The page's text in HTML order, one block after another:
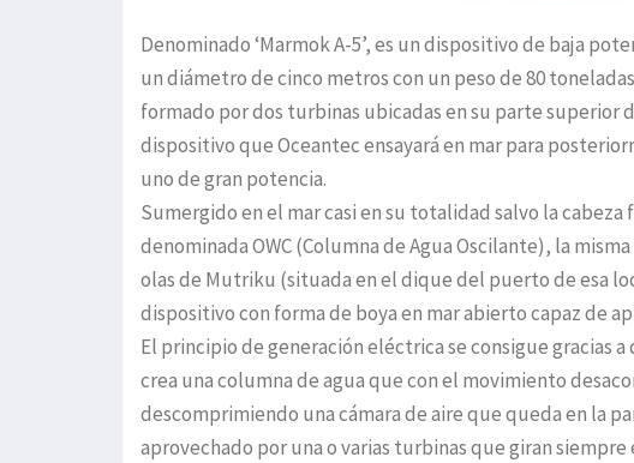
Denominado ‘Marmok A-5’, es un dispositivo de baja
un diámetro de cinco metros con un peso de 80
formado por dos turbinas ubicadas en su parte superior
dispositivo que Oceantec ensayará en mar para
uno de gran potencia.
Sumergido en el mar casi en su totalidad salvo la
denominada OWC (Columna de Agua Oscilante), la
olas de Mutriku (situada en el dique del puerto de esa
dispositivo con forma de boya en mar abierto capaz de
El principio de generación eléctrica se consigue gracias
crea una columna de agua que con el movimiento
descomprimiendo una cámara de aire que queda en la
aprovechado por una o varias turbinas que giran